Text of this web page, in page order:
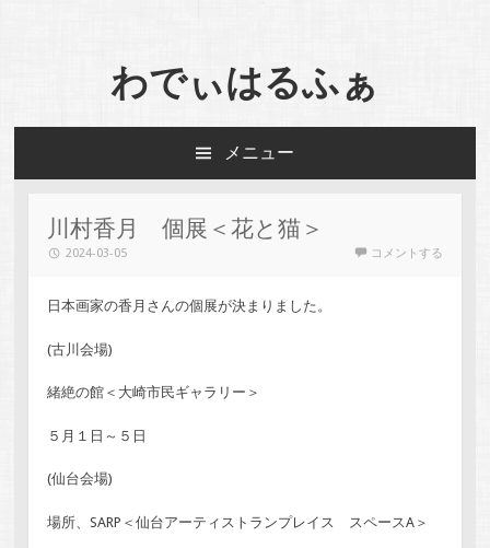
わでぃはるふぁ
メニュー
川村香月 個展＜花と猫＞
2024-03-05 コメントする
日本画家の香月さんの個展が決まりました。
(古川会場)
緒絶の館＜大崎市民ギャラリー＞
５月１日～５日
(仙台会場)
場所、SARP＜仙台アーティストランプレイス スペースA＞